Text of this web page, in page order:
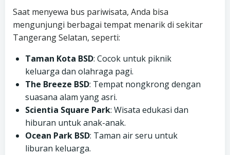
Saat menyewa bus pariwisata, Anda bisa
mengunjungi berbagai tempat menarik di sekitar
Tangerang Selatan, seperti:
Taman Kota BSD: Cocok untuk piknik
keluarga dan olahraga pagi.
The Breeze BSD: Tempat nongkrong dengan
suasana alam yang asri.
Scientia Square Park: Wisata edukasi dan
hiburan untuk anak-anak.
Ocean Park BSD: Taman air seru untuk
liburan keluarga.